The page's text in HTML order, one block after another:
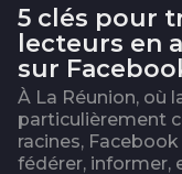
5 clés pour
lecteurs en
sur
À La Réunion, où
particulièrement
racines,
fédérer, informer,